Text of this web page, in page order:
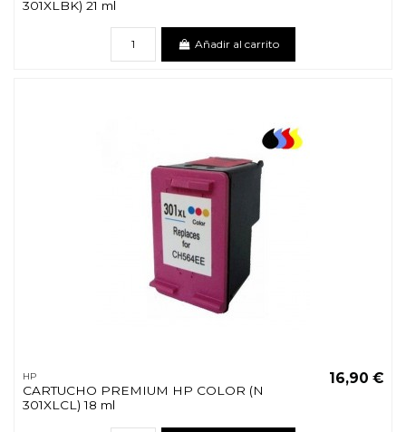
301XLBK) 21 ml
Añadir al carrito
HP
CARTUCHO PREMIUM HP COLOR (N
301XLCL) 18 ml
16,90 €